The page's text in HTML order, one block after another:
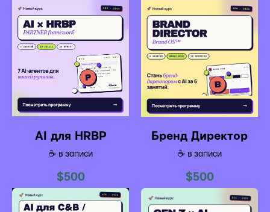
AI для HRBP
☕️ в записи
$500
Бренд Директор
☕️ в записи
$500